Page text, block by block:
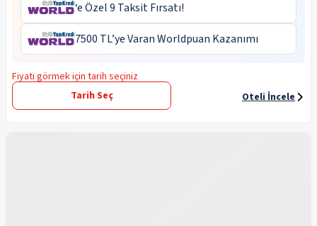
‘e Özel 9 Taksit Fırsatı!
7500 TL’ye Varan Worldpuan Kazanımı
Fiyatı görmek için tarih seçiniz
Tarih Seç
Oteli İncele